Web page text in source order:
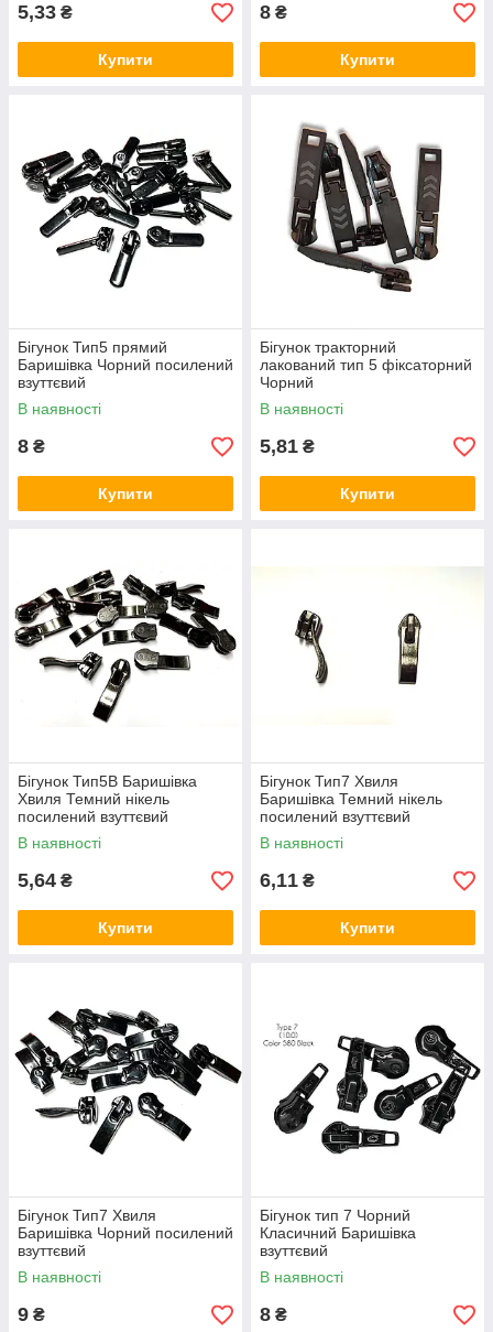
5,33 ₴
Купити
8 ₴
Купити
Бігунок Тип5 прямий
Баришівка Чорний посилений
взуттєвий
В наявності
8 ₴
Купити
Бігунок тракторний
лакований тип 5 фіксаторний
Чорний
В наявності
5,81 ₴
Купити
Бігунок Тип5В Баришівка
Хвиля Темний нікель
посилений взуттєвий
В наявності
5,64 ₴
Купити
Бігунок Тип7 Хвиля
Баришівка Темний нікель
посилений взуттєвий
В наявності
6,11 ₴
Купити
Бігунок Тип7 Хвиля
Баришівка Чорний посилений
взуттєвий
В наявності
9 ₴
Бігунок тип 7 Чорний
Класичний Баришівка
взуттєвий
В наявності
8 ₴